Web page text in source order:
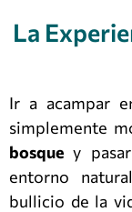
La
Ir a acampar
simplemente
bosque y
entorno
bullicio de la